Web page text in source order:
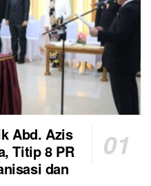
Abd. Azis
Titip 8 PR
dan